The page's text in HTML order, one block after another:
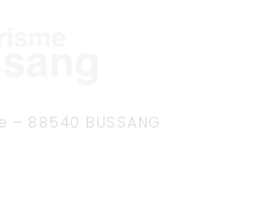
– 88540 BUSSANG